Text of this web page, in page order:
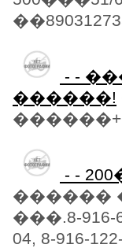
- -
������!
- -
������
���.8-
04, 8-916-